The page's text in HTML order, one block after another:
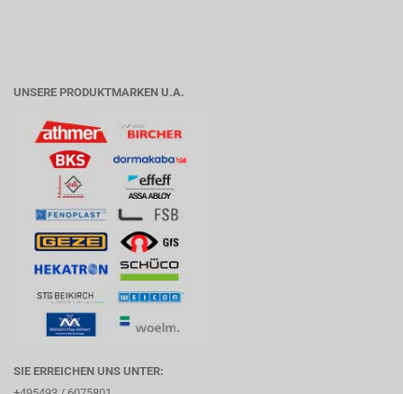
UNSERE PRODUKTMARKEN U.A.
SIE ERREICHEN UNS UNTER: